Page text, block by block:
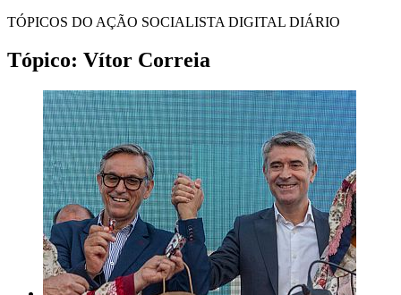
TÓPICOS DO AÇÃO SOCIALISTA DIGITAL DIÁRIO
Tópico: Vítor Correia